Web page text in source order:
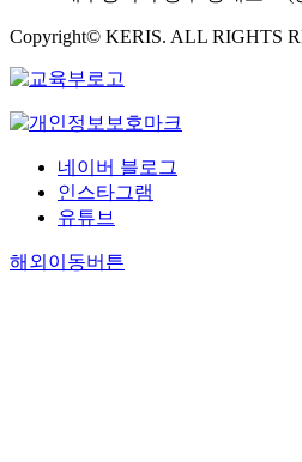
Copyright© KERIS. ALL RIGHTS
네이버 블로그
인스타그램
유튜브
해외이동버튼